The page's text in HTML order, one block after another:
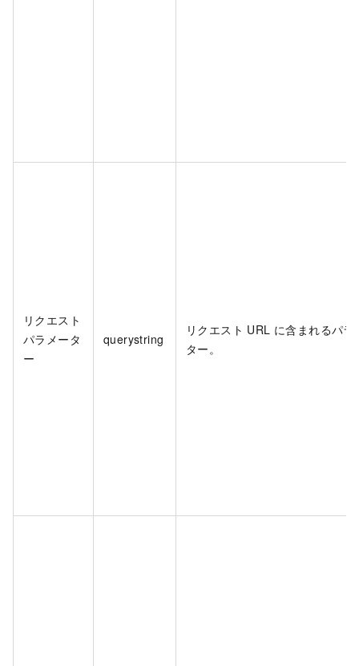
リクエスト
パラメータ
ー
querystring
リクエスト URL に含まれるパラ
ター。